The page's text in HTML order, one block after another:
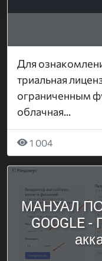
Для
триальная
ограниченным
облачная...
1 004
МАНУАЛ
GOOGLE -